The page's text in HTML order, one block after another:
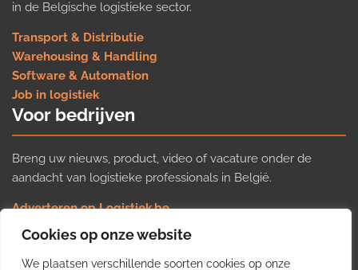
Cookies op onze website
We plaatsen verschillende soorten cookies op onze
in de Belgische logistieke sector.
Transport & Distributie
Warehousing & Handling
Software & Automation
Job in logistiek
Voor bedrijven
Breng uw nieuws, product, video of vacature onder de
aandacht van logistieke professionals in België.
Adverteren op Logistiek.be
Nieuws insturen
Uw video op Logistiek.TV
Job plaatsen